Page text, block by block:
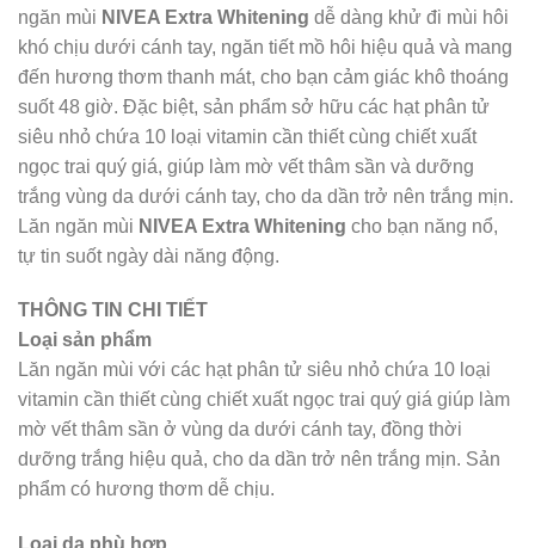
ngăn mùi NIVEA Extra Whitening dễ dàng khử đi mùi hôi
khó chịu dưới cánh tay, ngăn tiết mồ hôi hiệu quả và mang
đến hương thơm thanh mát, cho bạn cảm giác khô thoáng
suốt 48 giờ. Đặc biệt, sản phẩm sở hữu các hạt phân tử
siêu nhỏ chứa 10 loại vitamin cần thiết cùng chiết xuất
ngọc trai quý giá, giúp làm mờ vết thâm sần và dưỡng
trắng vùng da dưới cánh tay, cho da dần trở nên trắng mịn.
Lăn ngăn mùi NIVEA Extra Whitening cho bạn năng nổ,
tự tin suốt ngày dài năng động.
THÔNG TIN CHI TIẾT
Loại sản phẩm
Lăn ngăn mùi với các hạt phân tử siêu nhỏ chứa 10 loại
vitamin cần thiết cùng chiết xuất ngọc trai quý giá giúp làm
mờ vết thâm sần ở vùng da dưới cánh tay, đồng thời
dưỡng trắng hiệu quả, cho da dần trở nên trắng mịn. Sản
phẩm có hương thơm dễ chịu.